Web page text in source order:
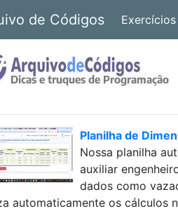
de Códigos Exercícios
Planilha de
Nossa planilha
auxiliar
dados como
automaticamente os cálculos